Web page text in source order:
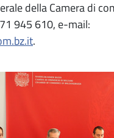
della Camera di
945 610, e-mail:
.